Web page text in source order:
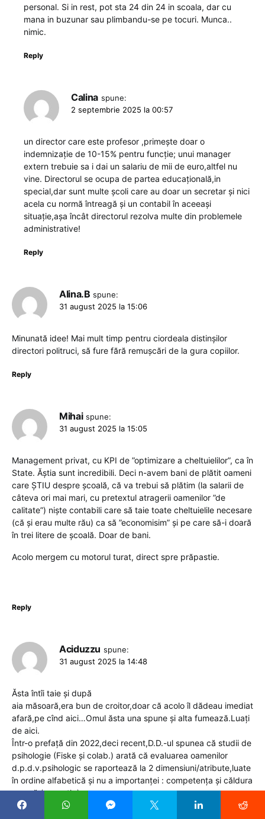
personal. Si in rest, pot sta 24 din 24 in scoala, dar cu
mana in buzunar sau plimbandu-se pe tocuri. Munca..
nimic.
Reply
Calina spune:
2 septembrie 2025 la 00:57
un director care este profesor ,primește doar o
indemnizație de 10-15% pentru funcție; unui manager
extern trebuie sa i dai un salariu de mii de euro,altfel nu
vine. Directorul se ocupa de partea educațională,in
special,dar sunt multe școli care au doar un secretar și nici
acela cu normă întreagă și un contabil în aceeași
situație,așa încât directorul rezolva multe din problemele
administrative!
Reply
Alina.B spune:
31 august 2025 la 15:06
Minunată idee! Mai mult timp pentru ciordeala distinșilor
directori politruci, să fure fără remușcări de la gura copiilor.
Reply
Mihai spune:
31 august 2025 la 15:05
Management privat, cu KPI de ”optimizare a cheltuielilor”, ca în
State. Ăștia sunt incredibili. Deci n-avem bani de plătit oameni
care ȘTIU despre școală, că va trebui să plătim (la salarii de
câteva ori mai mari, cu pretextul atragerii oamenilor ”de
calitate”) niște contabili care să taie toate cheltuielile necesare
(că și erau multe rău) ca să ”economisim” și pe care să-i doară
în trei litere de școală. Doar de bani.
Acolo mergem cu motorul turat, direct spre prăpastie.
Reply
Aciduzzu spune:
31 august 2025 la 14:48
Ăsta întîi taie și după
aia măsoară,era bun de croitor,doar că acolo îl dădeau imediat
afară,pe cînd aici…Omul ăsta una spune și alta fumează.Luați
de aici.
Într-o prefață din 2022,deci recent,D.D.-ul spunea că studii de
psihologie (Fiske și colab.) arată că evaluarea oamenilor
d.p.d.v.psihologic se raportează la 2 dimensiuni/atribute,luate
în ordine alfabetică și nu a importanței : competența și căldura
umană ( warmth ).
Preopinentul spune că mintea umană atribuie unei persoane